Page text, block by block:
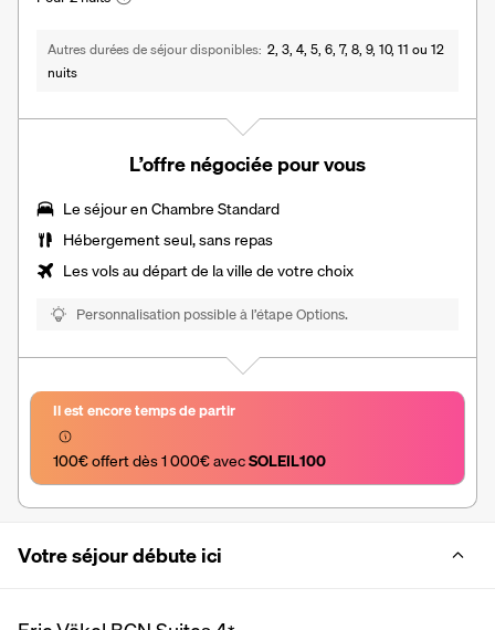
Autres durées de séjour disponibles 2, 3, 4, 5, 6, 7, 8, 9, 10, 11 ou 12
nuits
L’offre négociée pour vous
Le séjour en Chambre Standard
Hébergement seul, sans repas
Les vols au départ de la ville de votre choix
Personnalisation possible à l’étape Options.
Il est encore temps de partir
100€ offert dès 1 000€ avec SOLEIL100
Votre séjour débute ici